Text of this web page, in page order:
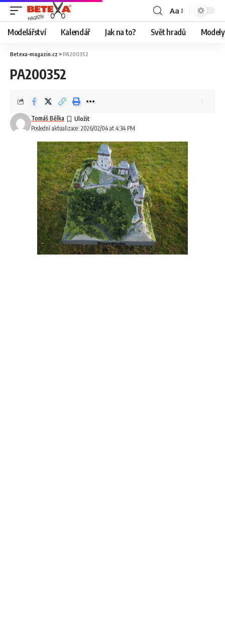
Aa
Modelářství Kalendář Jak na to? Svět hradů
Betexa-magazin.cz >PA200352
PA200352
Poslední aktualizace: 2026/02/04 at 4:34 PM
Tomáš Bělka